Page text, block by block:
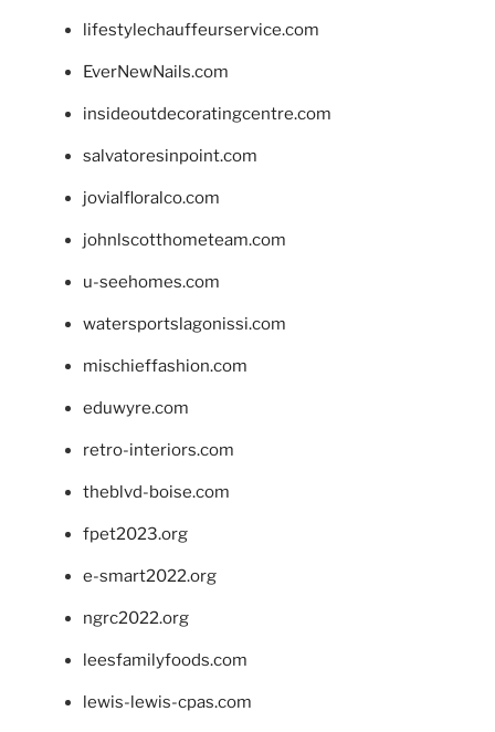
lifestylechauffeurservice.com
EverNewNails.com
insideoutdecoratingcentre.com
salvatoresinpoint.com
jovialfloralco.com
johnlscotthometeam.com
u-seehomes.com
watersportslagonissi.com
mischieffashion.com
eduwyre.com
retro-interiors.com
theblvd-boise.com
fpet2023.org
e-smart2022.org
ngrc2022.org
leesfamilyfoods.com
lewis-lewis-cpas.com